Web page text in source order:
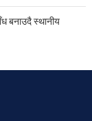
बनाउदै स्थानीय